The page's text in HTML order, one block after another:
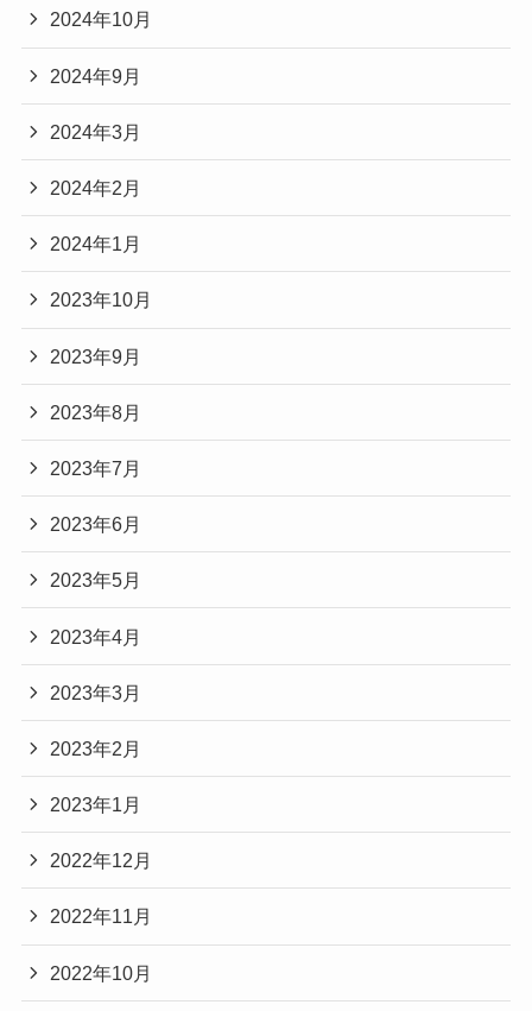
2024年10月
2024年9月
2024年3月
2024年2月
2024年1月
2023年10月
2023年9月
2023年8月
2023年7月
2023年6月
2023年5月
2023年4月
2023年3月
2023年2月
2023年1月
2022年12月
2022年11月
2022年10月